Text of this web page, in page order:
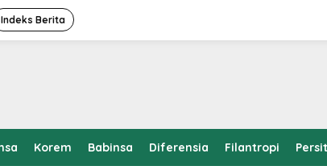
Indeks Berita
Korem Babinsa Diferensia Filantropi Persit